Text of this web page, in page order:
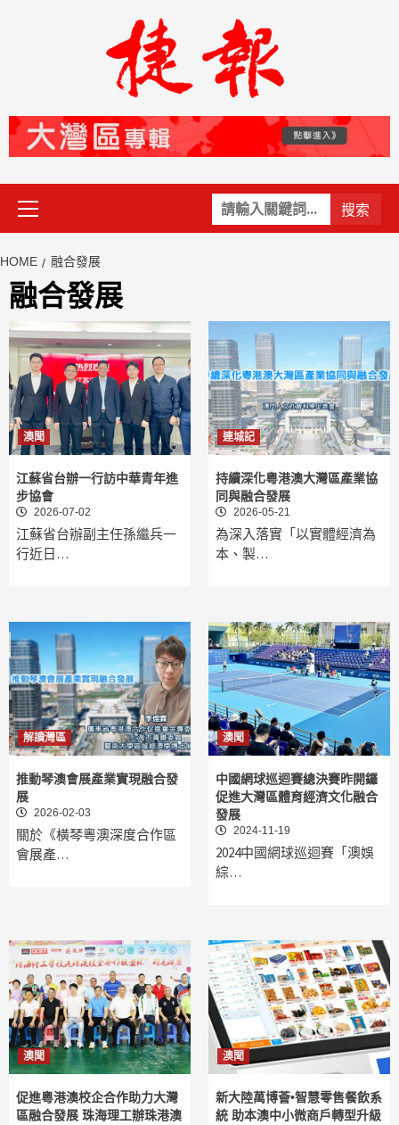
關
鍵
Primary
Menu
HOME 融合發展
融合發展
澳聞
江蘇省台辦一行訪中華青年進
步協會
2026-07-02
江蘇省台辦副主任孫繼兵一
行近日…
連城記
持續深化粵港澳大灣區產業協
同與融合發展
2026-05-21
為深入落實「以實體經濟為
本、製…
解讀灣區
推動琴澳會展產業實現融合發
展
2026-02-03
關於《橫琴粵澳深度合作區
會展產…
澳聞
中國網球巡迴賽總決賽昨開鑼
促進大灣區體育經濟文化融合
發展
2024-11-19
2024中國網球巡迴賽「澳娛
綜…
澳聞
促進粵港澳校企合作助力大灣
區融合發展 珠海理工辦珠港澳
澳聞
新大陸萬博薈•智慧零售餐飲系
統 助本澳中小微商戶轉型升級